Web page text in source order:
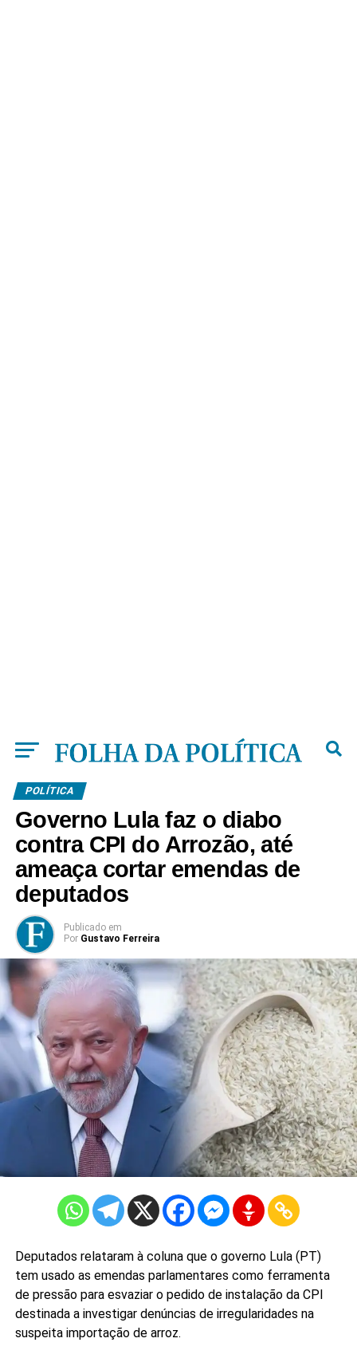
POLÍTICA
Governo Lula faz o diabo
contra CPI do Arrozão, até
ameaça cortar emendas de
deputados
Publicado em
Por Gustavo Ferreira
Deputados relataram à coluna que o governo Lula (PT)
tem usado as emendas parlamentares como ferramenta
de pressão para esvaziar o pedido de instalação da CPI
destinada a investigar denúncias de irregularidades na
suspeita importação de arroz.